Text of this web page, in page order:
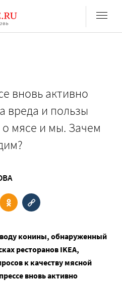
вновь активно
вреда и пользы
мясе и мы. Зачем
конины, обнаруженный
ресторанов IKEA,
к качеству мясной
вновь активно